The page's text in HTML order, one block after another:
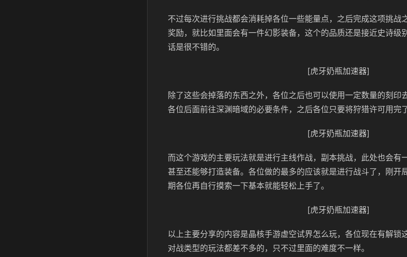
不过每次进行挑战都会消耗掉各位一些能量点，之后完成这项挑战
奖励，就比如里面会有一件幻影装备，这个的品质还是接近史诗级
话是很不错的。
[虎牙奶瓶加速器]
除了这些会掉落的东西之外，各位之后也可以使用一定数量的刻印
各位后面前往深渊暗域的必要条件，之后各位只要将狩猎许可用完
[虎牙奶瓶加速器]
而这个游戏的主要玩法就是进行主线作战，副本挑战，此处也会有
甚至还能够打造装备。各位做的最多的应该就是进行战斗了，刚开
期各位再自行摸索一下基本就能轻松上手了。
[虎牙奶瓶加速器]
以上主要分享的内容是晶核手游虚空试界怎么玩，各位现在有解锁
对战类型的玩法都差不多的，只不过里面的难度不一样。